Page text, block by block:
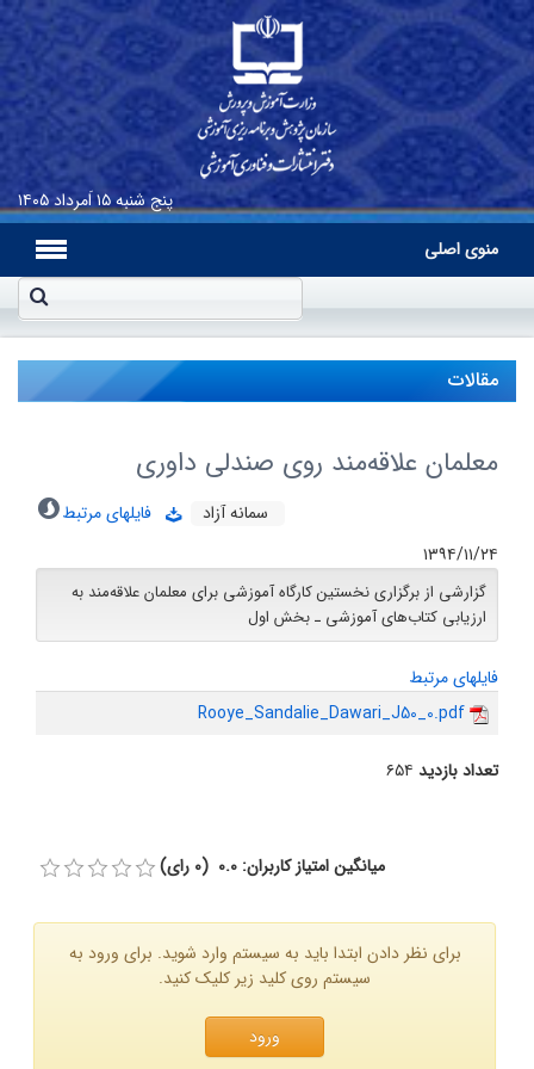
پنج شنبه۱۵ اَمرداد ۱۴۰۵
منوی اصلی
مقالات
معلمان علاقه‌مند روی صندلی داوری
سمانه آزاد
فایلهای مرتبط
۱۳۹۴/۱۱/۲۴
گزارشی از برگزاری نخستین کارگاه آموزشی برای معلمان علاقه‌مند به
ارزیابی کتاب‌های آموزشی ـ بخش اول
فایلهای مرتبط
Rooye_Sandalie_Dawari_J50_0.pdf
تعداد بازدید ۶۵۴
میانگین امتیاز کاربران: 0.0 (0 رای)
برای نظر دادن ابتدا باید به سیستم وارد شوید. برای ورود به
سیستم روی کلید زیر کلیک کنید.
ورود